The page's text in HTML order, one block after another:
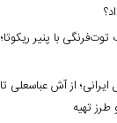
با پنیر ریکوتا؛
از آش عباسعلی تا
تهیه